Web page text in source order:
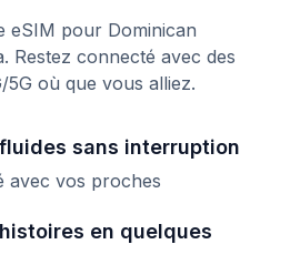
eSIM pour Dominican
Restez connecté avec des
où que vous alliez.
sans interruption
avec vos proches
en quelques